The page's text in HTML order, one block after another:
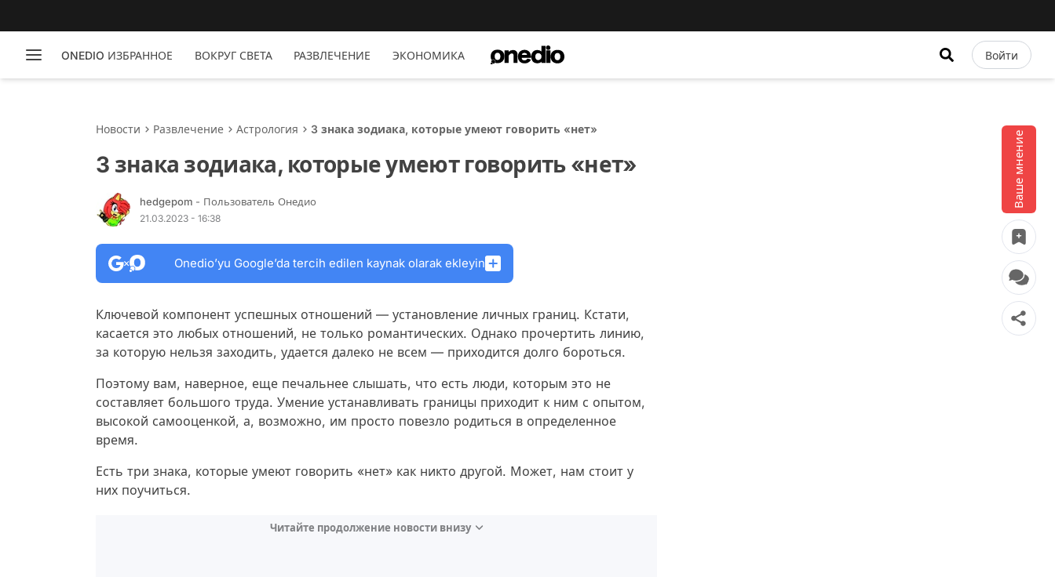
ONEDIO ИЗБРАННОЕ ВОКРУГ СВЕТА РАЗВЛЕЧЕНИЕ ЭКОНОМИКА Войти
Ваше мнение
Новости Развлечение Астрология 3 знака зодиака, которые умеют говорить «нет»
3 знака зодиака, которые умеют говорить «нет»
hedgepom - Пользователь Онедио
21.03.2023 - 16:38
Onedio’yu Google’da tercih edilen kaynak olarak ekleyin
Ключевой компонент успешных отношений — установление личных границ. Кстати,
касается это любых отношений, не только романтических. Однако прочертить линию,
за которую нельзя заходить, удается далеко не всем — приходится долго бороться.
Поэтому вам, наверное, еще печальнее слышать, что есть люди, которым это не
составляет большого труда. Умение устанавливать границы приходит к ним с опытом,
высокой самооценкой, а, возможно, им просто повезло родиться в определенное
время.
Есть три знака, которые умеют говорить «нет» как никто другой. Может, нам стоит у
них поучиться.
Читайте продолжение новости внизу